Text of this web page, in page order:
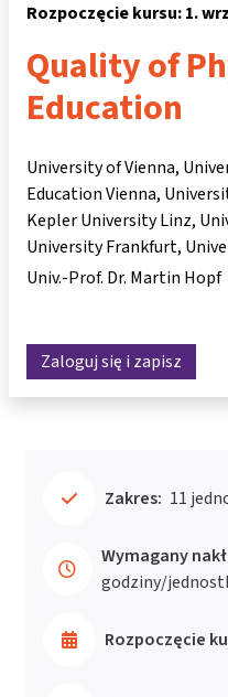
Rozpoczęcie kursu: 1.
Quality of
Education
University of Vienna,
Education Vienna,
Kepler University Linz,
University Frankfurt,
Univ.-Prof. Dr. Martin Hopf
Zaloguj się i zapisz
Zakres: 11
Wymagany
godziny/
Rozpoczęcie